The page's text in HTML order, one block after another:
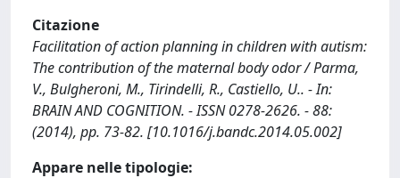
Citazione
Facilitation of action planning in children with autism:
The contribution of the maternal body odor / Parma,
V., Bulgheroni, M., Tirindelli, R., Castiello, U.. - In:
BRAIN AND COGNITION. - ISSN 0278-2626. - 88:
(2014), pp. 73-82. [10.1016/j.bandc.2014.05.002]
Appare nelle tipologie: